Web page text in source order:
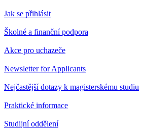
Jak se přihlásit
Školné a finanční podpora
Akce pro uchazeče
Newsletter for Applicants
Nejčastější dotazy k magisterskému studiu
Praktické informace
Studijní oddělení